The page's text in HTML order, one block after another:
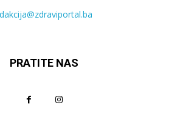
PRATITE NAS